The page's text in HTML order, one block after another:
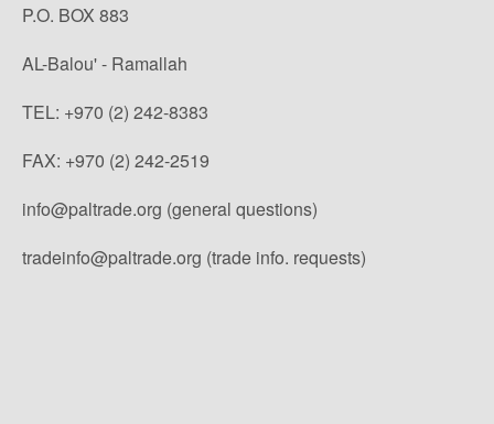
P.O. BOX 883
AL-Balou' - Ramallah
TEL: +970 (2) 242-8383
FAX: +970 (2) 242-2519
info@paltrade.org (general questions)
tradeinfo@paltrade.org (trade info. requests)